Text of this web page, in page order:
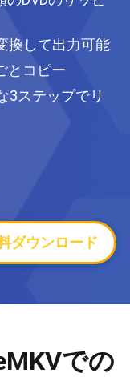
換して出力可能
とコピー
3ステップでリ
ダウンロード
での